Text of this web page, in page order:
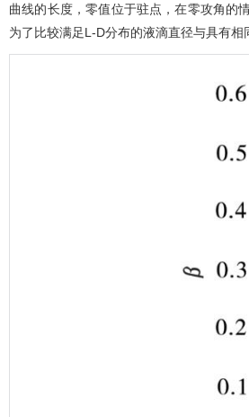
曲线的长度，零值位于驻点，在零攻角的
为了比较满足L-D分布的液滴直径与具有